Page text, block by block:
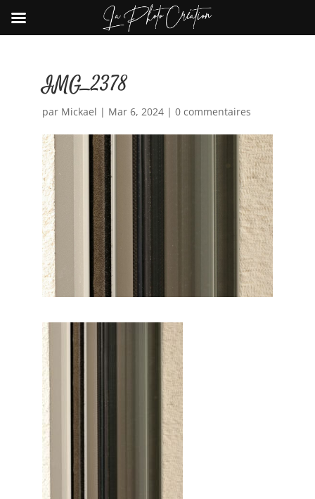
IMG_2378
par Mickael | Mar 6, 2024| 0 commentaires